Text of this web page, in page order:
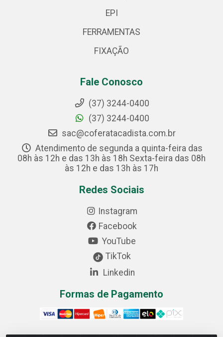
EPI
FERRAMENTAS
FIXAÇÃO
Fale Conosco
(37) 3244-0400
(37) 3244-0400
sac@coferatacadista.com.br
Atendimento de segunda a quinta-feira das
08h às 12h e das 13h às 18h Sexta-feira das 08h
às 12h e das 13h às 17h
Redes Sociais
Instagram
Facebook
YouTube
TikTok
Linkedin
Formas de Pagamento